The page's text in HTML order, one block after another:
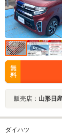
無
料
販売店： 山形日
ダイハツ